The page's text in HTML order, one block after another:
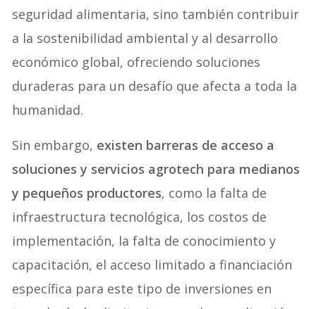
seguridad alimentaria, sino también contribuir
a la sostenibilidad ambiental y al desarrollo
económico global, ofreciendo soluciones
duraderas para un desafío que afecta a toda la
humanidad.
Sin embargo, existen barreras de acceso a
soluciones y servicios agrotech para medianos
y pequeños productores, como la falta de
infraestructura tecnológica, los costos de
implementación, la falta de conocimiento y
capacitación, el acceso limitado a financiación
específica para este tipo de inversiones en